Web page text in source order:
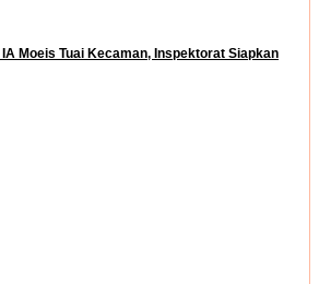
Moeis Tuai Kecaman, Inspektorat Siapkan